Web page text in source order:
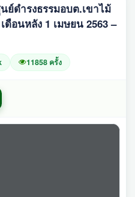
ย์ดำรงธรรมอบต.เขาไม้
ดือนหลัง 1 เมษยน 2563 –
11858 ครั้ง